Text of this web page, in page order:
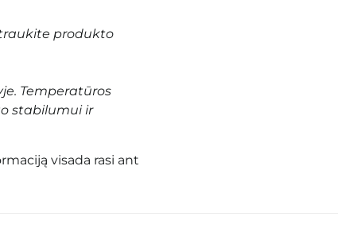
produkto
Temperatūros
stabilumui ir
visada rasi ant